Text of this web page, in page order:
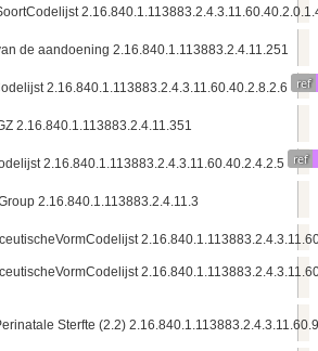
de aandoening 2.16.840.1.113883.2.4.11.251
2.16.840.1.113883.2.4.3.11.60.40.2.8.2.6 ref
2.16.840.1.113883.2.4.11.351
2.16.840.1.113883.2.4.3.11.60.40.2.4.2.5 ref
2.16.840.1.113883.2.4.11.3
Sterfte (2.2)